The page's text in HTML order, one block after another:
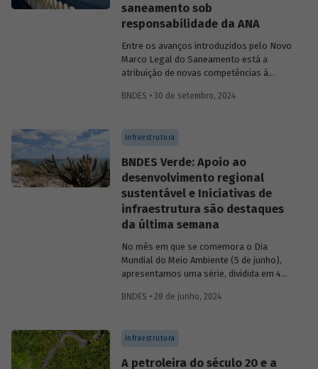
saneamento sob
responsabilidade da ANA
Entre os avanços introduzidos pelo Novo
Marco Legal do Saneamento está a
atribuição de novas competências à
Básico (ANA) para regularização do setor.
de superá-los.
BNDES • 30 de setembro, 2024
Infraestrutura
BNDES Verde: Apoio ao
desenvolvimento regional
sustentável e Iniciativas de
infraestrutura são destaques
da última semana
No mês em que se comemora o Dia
Mundial do Meio Ambiente (5 de junho),
apresentamos uma série, dividida em 4
BNDES relacionadas ao tema. Os
e Iniciativas de infraestrutura.
BNDES • 28 de junho, 2024
Infraestrutura
A petroleira do século 20 e a